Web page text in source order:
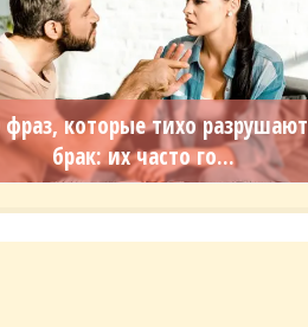
фраз, которые тихо разрушают
брак: их часто го...